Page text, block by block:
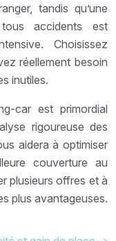
tandis qu’une
accidents est
Choisissez
réellement besoin
inutiles.
car est primordial
rigoureuse des
aidera à optimiser
couverture au
plusieurs offres et à
plus avantageuses.